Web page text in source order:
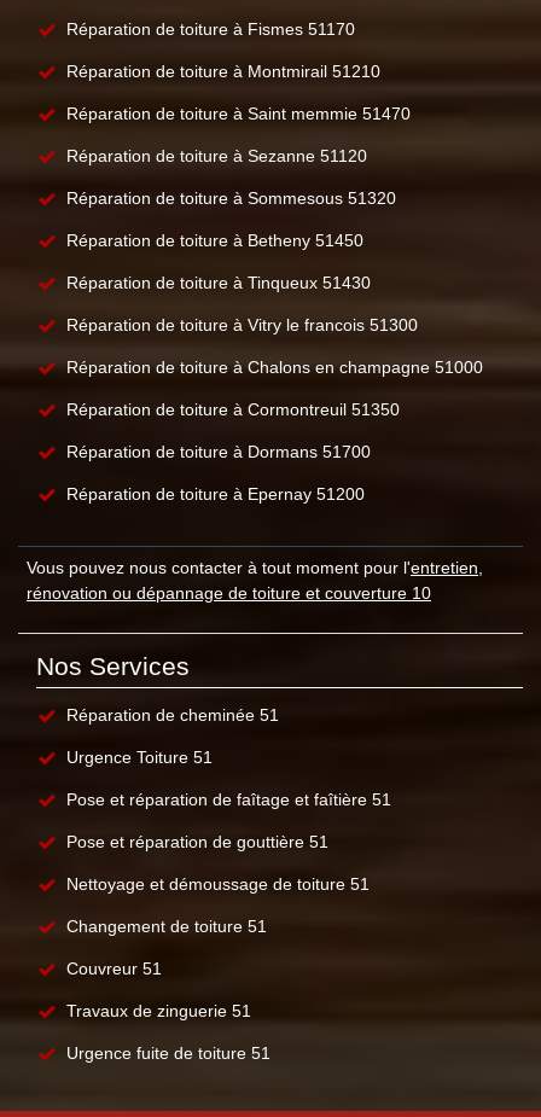
Réparation de toiture à Fismes 51170
Réparation de toiture à Montmirail 51210
Réparation de toiture à Saint memmie 51470
Réparation de toiture à Sezanne 51120
Réparation de toiture à Sommesous 51320
Réparation de toiture à Betheny 51450
Réparation de toiture à Tinqueux 51430
Réparation de toiture à Vitry le francois 51300
Réparation de toiture à Chalons en champagne 51000
Réparation de toiture à Cormontreuil 51350
Réparation de toiture à Dormans 51700
Réparation de toiture à Epernay 51200
Vous pouvez nous contacter à tout moment pour l'entretien,
rénovation ou dépannage de toiture et couverture 10
Nos Services
Réparation de cheminée 51
Urgence Toiture 51
Pose et réparation de faîtage et faîtière 51
Pose et réparation de gouttière 51
Nettoyage et démoussage de toiture 51
Changement de toiture 51
Couvreur 51
Travaux de zinguerie 51
Urgence fuite de toiture 51